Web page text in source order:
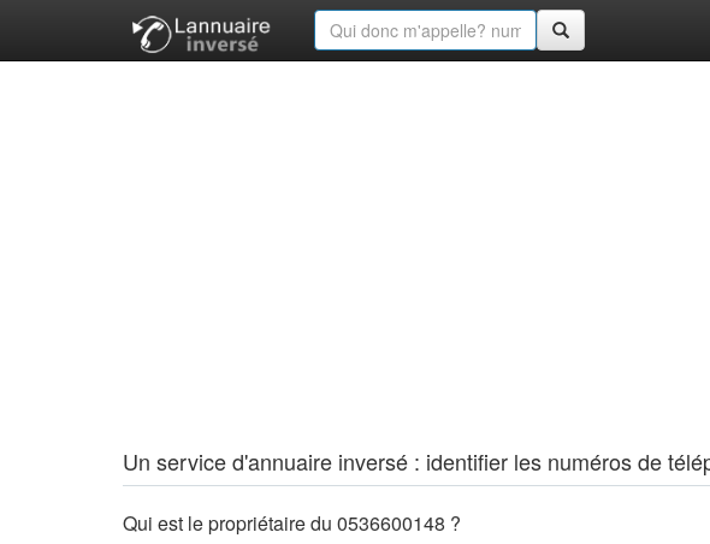
Un service d'annuaire inversé : identifier les numéros de
Qui est le propriétaire du 0536600148 ?